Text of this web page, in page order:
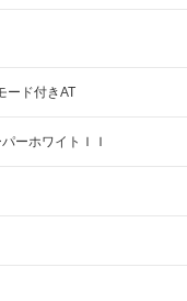
ード付きAT
ーホワイトＩＩ